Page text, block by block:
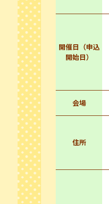
開催日（申込
開始日）
会場
住所